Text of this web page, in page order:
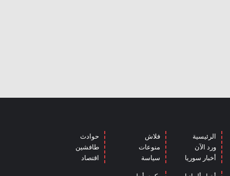
الرئيسية
ورد الآن
أخبار سوريا
فلاش
منوعات
سياسة
حوادث
طافشين
اقتصاد